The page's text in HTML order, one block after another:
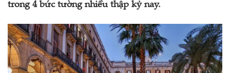
trong 4 bức tường nhiều thập kỷ nay.